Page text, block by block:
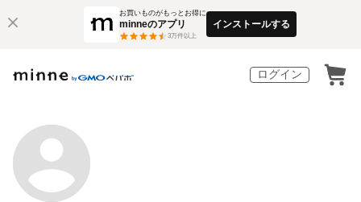
お買いものがもっとお得に
minneのアプリ
3万件以上
インストールする
ログイン